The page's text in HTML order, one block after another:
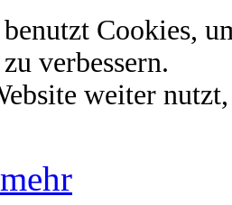
Cookies,
verbessern.
weiter